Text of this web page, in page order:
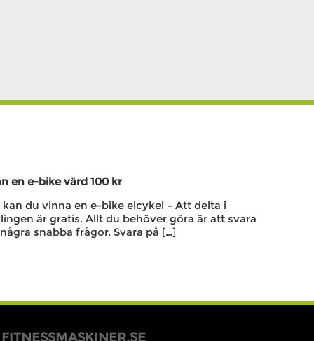
en e-bike värd 100 kr
kan du vinna en e-bike elcykel – Att delta i
är gratis. Allt du behöver göra är att svara
snabba frågor. Svara på […]
FITNESSMASKINER.SE